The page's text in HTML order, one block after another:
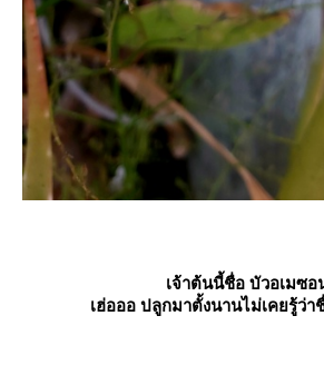
เจ้าต้นนี้ชื่อ บัวอเมซอ
เฮ่อออ ปลูกมาตั้งนานไม่เคยรู้ว่า